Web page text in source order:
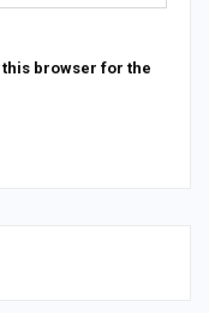
browser for the